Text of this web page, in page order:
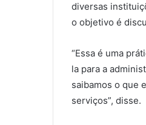
diversas
o objetivo é
“Essa é uma
la para a
saibamos o que
serviços”, disse.